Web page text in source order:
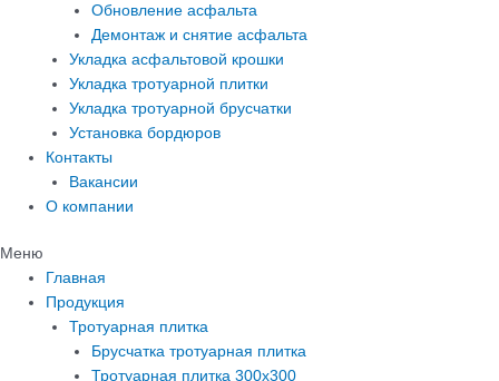
Обновление асфальта
Демонтаж и снятие асфальта
Укладка асфальтовой крошки
Укладка тротуарной плитки
Укладка тротуарной брусчатки
Установка бордюров
Контакты
Вакансии
О компании
Меню
Главная
Продукция
Тротуарная плитка
Брусчатка тротуарная плитка
Тротуарная плитка 300х300